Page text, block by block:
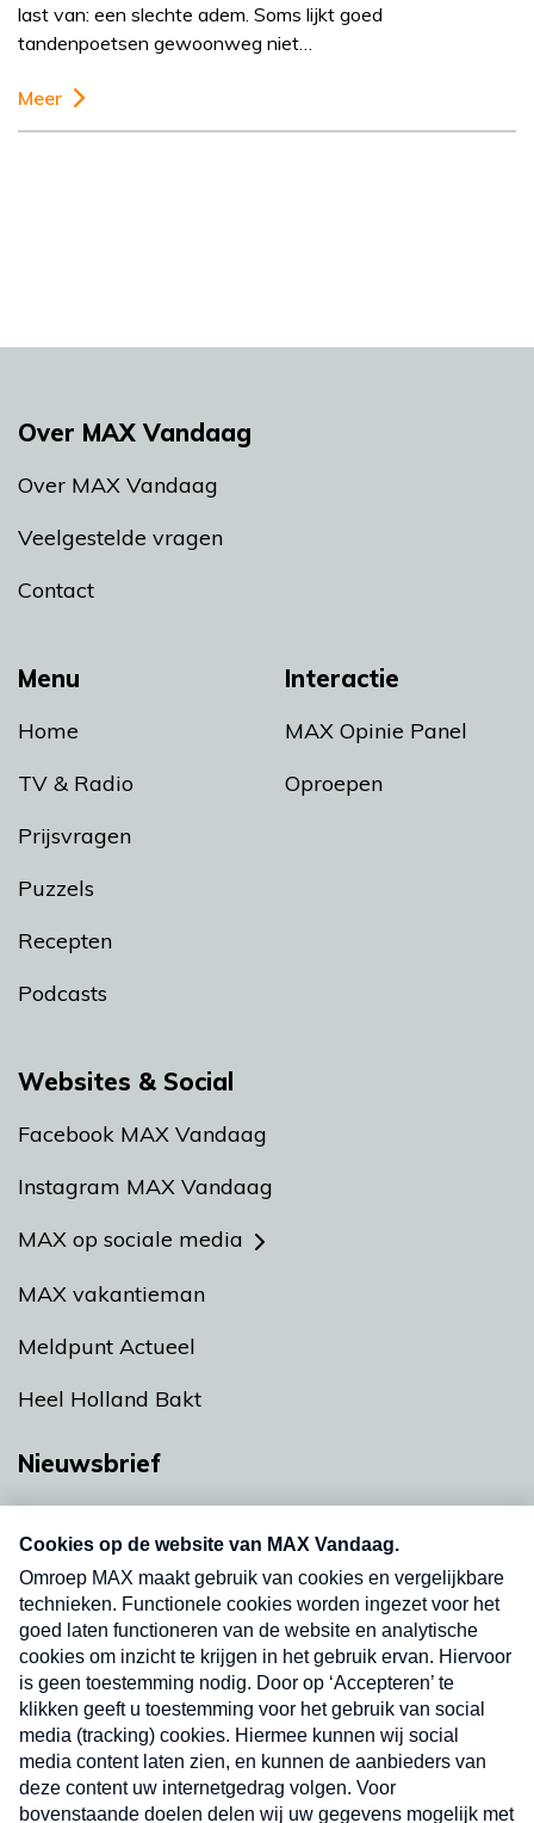
last van: een slechte adem. Soms lijkt goed
tandenpoetsen gewoonweg niet…
Meer
Menu
Home
TV & Radio
Prijsvragen
Puzzels
Recepten
Podcasts
Interactie
MAX Opinie Panel
Oproepen
Over MAX Vandaag
Over MAX Vandaag
Veelgestelde vragen
Contact
Websites & Social
Facebook MAX Vandaag
Instagram MAX Vandaag
MAX op sociale media
MAX vakantieman
Meldpunt Actueel
Heel Holland Bakt
Nieuwsbrief
nieuwsbrief. Elke vrijdag- en dinsdagochtend in
uw mailbox.
Verzend